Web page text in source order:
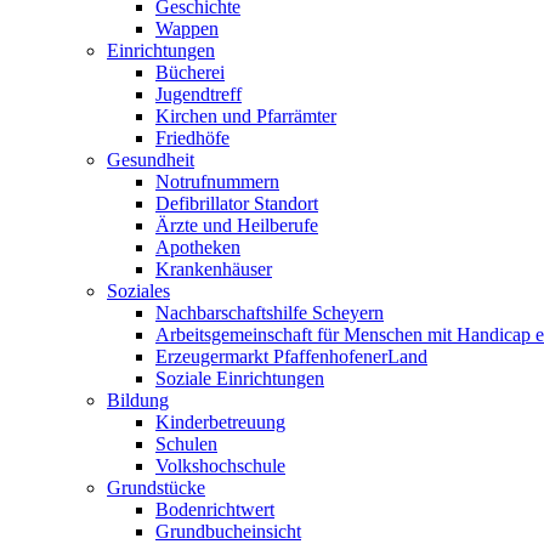
Geschichte
Wappen
Einrichtungen
Bücherei
Jugendtreff
Kirchen und Pfarrämter
Friedhöfe
Gesundheit
Notrufnummern
Defibrillator Standort
Ärzte und Heilberufe
Apotheken
Krankenhäuser
Soziales
Nachbarschaftshilfe Scheyern
Arbeitsgemeinschaft für Menschen mit Handicap
Erzeugermarkt PfaffenhofenerLand
Soziale Einrichtungen
Bildung
Kinderbetreuung
Schulen
Volkshochschule
Grundstücke
Bodenrichtwert
Grundbucheinsicht